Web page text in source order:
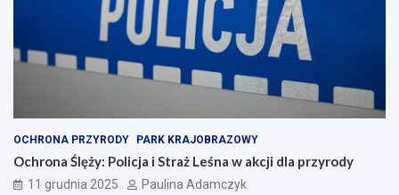
OCHRONA PRZYRODY PARK KRAJOBRAZOWY
Ochrona Ślęży: Policja i Straż Leśna w akcji dla przyrody
11 grudnia 2025 Paulina Adamczyk